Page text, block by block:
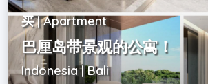
买 | Apartment
巴厘岛带景观的公寓！
Indonesia | Bali